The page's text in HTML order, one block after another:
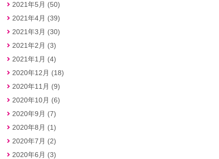
2021年5月 (50)
2021年4月 (39)
2021年3月 (30)
2021年2月 (3)
2021年1月 (4)
2020年12月 (18)
2020年11月 (9)
2020年10月 (6)
2020年9月 (7)
2020年8月 (1)
2020年7月 (2)
2020年6月 (3)